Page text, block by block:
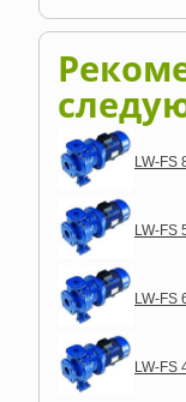
LW-FS
LW-FS
LW-FS
LW-FS